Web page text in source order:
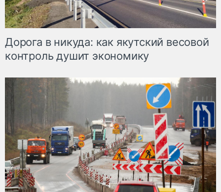
Дорога в никуда: как якутский весовой
контроль душит экономику